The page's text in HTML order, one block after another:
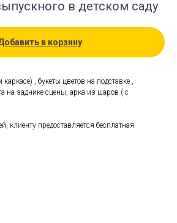
в детском саду
в корзину
, букеты цветов на подставке ,
на заднике сцены, арка из шаров ( с
клиенту предоставляется бесплатная